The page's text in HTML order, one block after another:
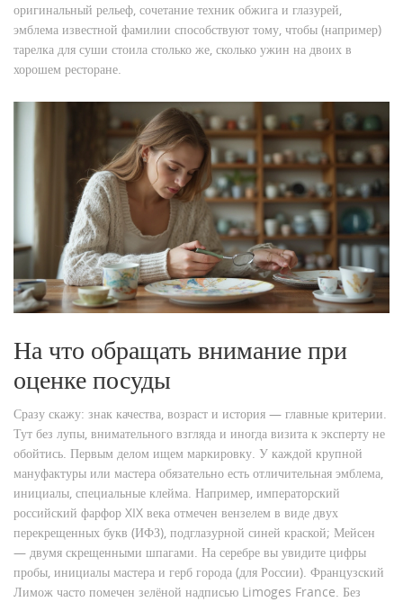
оригинальный рельеф, сочетание техник обжига и глазурей,
эмблема известной фамилии способствуют тому, чтобы (например)
тарелка для суши стоила столько же, сколько ужин на двоих в
хорошем ресторане.
На что обращать внимание при
оценке посуды
Сразу скажу: знак качества, возраст и история — главные критерии.
Тут без лупы, внимательного взгляда и иногда визита к эксперту не
обойтись. Первым делом ищем маркировку. У каждой крупной
мануфактуры или мастера обязательно есть отличительная эмблема,
инициалы, специальные клейма. Например, императорский
российский фарфор XIX века отмечен вензелем в виде двух
перекрещенных букв (ИФЗ), подглазурной синей краской; Мейсен
— двумя скрещенными шпагами. На серебре вы увидите цифры
пробы, инициалы мастера и герб города (для России). Французский
Лимож часто помечен зелёной надписью Limoges France. Без